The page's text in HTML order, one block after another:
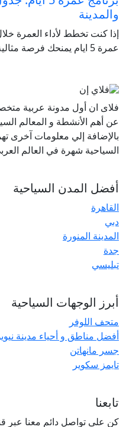
والمدينة
إذا كنت تخطط لأداء العمرة
عمرة 5 ايام يمنحك فرصة مثالية للجمع بين أداء...
فلاى ان أول مدونة عربية
عن أهم الأنشطة و المعالم
بالإضافة إلي معلومات آخرى
السياحية شهرة في العالم
أفضل المدن السياحية
القاهرة
دبي
المدينة المنورة
جدة
تبليسي
أبرز الوجهات السياحية
متحف اللوفر
أفضل مناطق و أحياء مدينة
جسر مانهاتن
تايمز سكوير
تابعنا
كن على تواصل دائم معنا عبر